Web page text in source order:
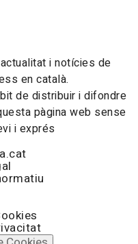
i notícies de
en català.
de distribuir i difondre
pàgina web sense
i exprés